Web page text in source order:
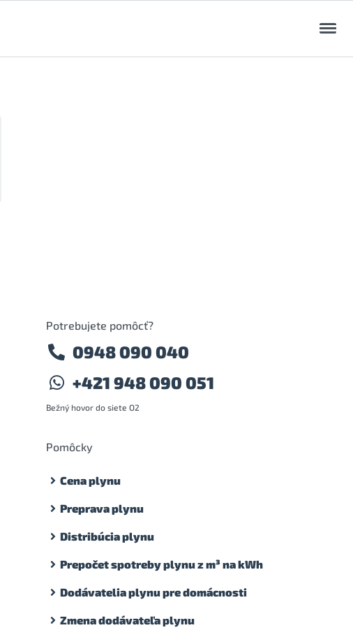
Potrebujete pomôcť?
0948 090 040
+421 948 090 051
Bežný hovor do siete O2
Pomôcky
Cena plynu
Preprava plynu
Distribúcia plynu
Prepočet spotreby plynu z m³ na kWh
Dodávatelia plynu pre domácnosti
Zmena dodávateľa plynu